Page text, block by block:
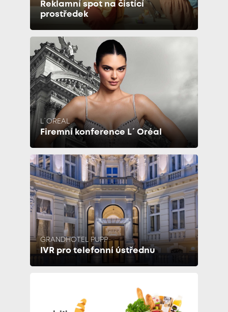
Reklamní spot na čistící
prostředek
L´OREAL
Firemní konference L´Oréal
GRANDHOTEL PUPP
IVR pro telefonní ústřednu